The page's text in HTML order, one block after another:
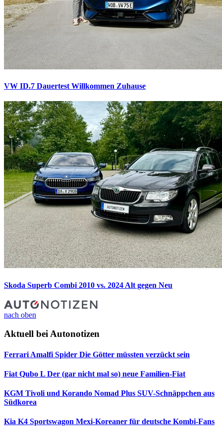
VW ID.7 Dauertest Willkommen Zuhause
Skoda Superb Combi 2010 vs. 2024 Alt gegen Neu
nach oben
Aktuell bei Autonotizen
Ferrari Amalfi Spider Die Götter müssten verzückt sein
Fiat Qubo L Der (gar nicht mal so) neue Familien-Fiat
KGM Tivoli und Korando Nomad Plus SUV-Schnäppchen aus
Südkorea
Kia K4 Sportswagon Mexi-Koreaner für deutsche Kombi-Fans